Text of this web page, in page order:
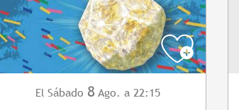
El Sábado 8 Ago. a 22:15